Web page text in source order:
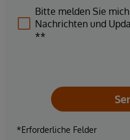
Bitte melden Sie
Nachrichten und
**
*Erforderliche Felder